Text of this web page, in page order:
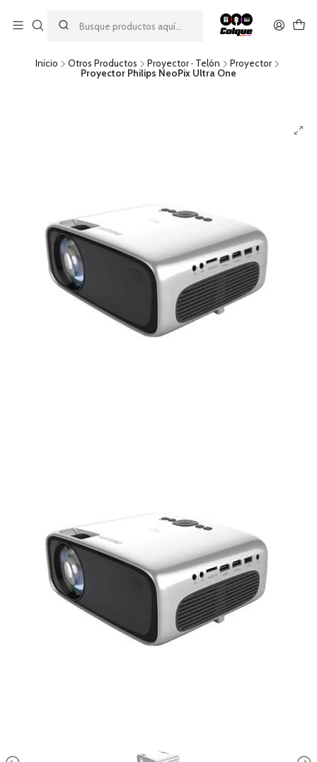
descuento por pago con transferencia bancaria
por una compra mínima de $49.990. Este descuento no es
acumulable a otras promociones ni aplicable a gastos de envío.
Inicio Otros Productos Proyector · Telón
Proyector
Proyector Philips NeoPix Ultra One